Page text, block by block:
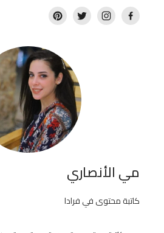
مي الأنصاري
كاتبة محتوى في فرادا